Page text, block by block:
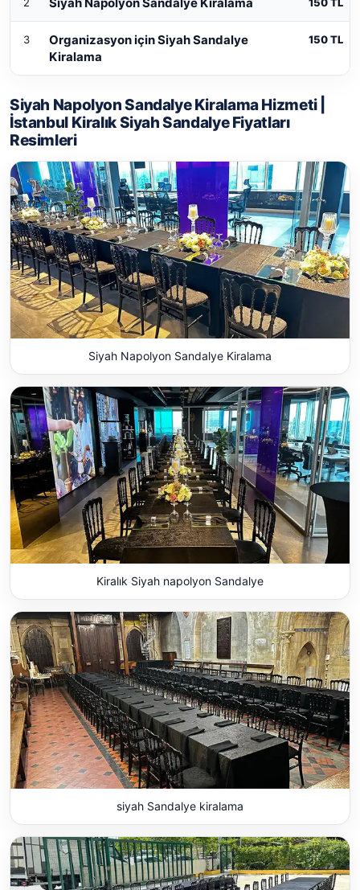
2 Siyah Napolyon Sandalye Kiralama 150 TL
3
Organizasyon için Siyah Sandalye
Kiralama
150 TL
Siyah Napolyon Sandalye Kiralama Hizmeti |
İstanbul Kiralık Siyah Sandalye Fiyatları
Resimleri
Siyah Napolyon Sandalye Kiralama
Kiralık Siyah napolyon Sandalye
siyah Sandalye kiralama